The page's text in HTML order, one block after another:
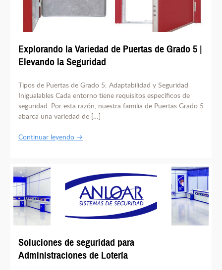
Explorando la Variedad de Puertas de Grado 5 |
Elevando la Seguridad
Tipos de Puertas de Grado 5: Adaptabilidad y Seguridad
Inigualables Cada entorno tiene requisitos específicos de
seguridad. Por esta razón, nuestra familia de Puertas Grado 5
abarca una variedad de […]
Continuar leyendo →
Soluciones de seguridad para
Administraciones de Lotería